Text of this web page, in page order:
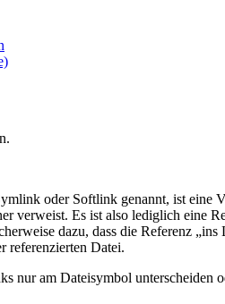
oder Softlink genannt, ist eine
verweist. Es ist also lediglich eine
dazu, dass die Referenz
referenzierten Datei.
nur am Dateisymbol unterscheiden